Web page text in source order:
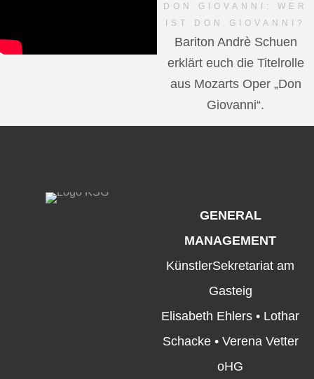
DON GIOVANNI: WER
IST DON GIOVANNI?
Bariton Andrè Schuen
erklärt euch die Titelrolle
aus Mozarts Oper „Don
Giovanni“.
GENERAL
MANAGEMENT
KünstlerSekretariat am
Gasteig
Elisabeth Ehlers • Lothar
Schacke • Verena Vetter
oHG